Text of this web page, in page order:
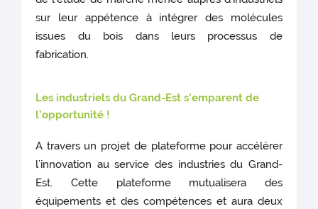
sur leur appétence à intégrer des molécules
issues du bois dans leurs processus de
fabrication.
Les industriels du Grand-Est s’emparent de
l’opportunité !
A travers un projet de plateforme pour accélérer
l’innovation au service des industries du Grand-
Est. Cette plateforme mutualisera des
équipements et des compétences et aura deux